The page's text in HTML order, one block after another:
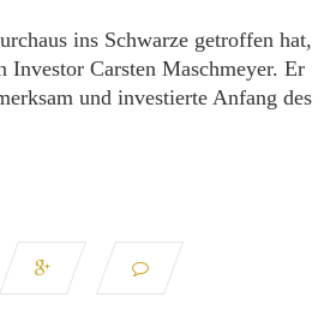
ins Schwarze getroffen hat,
Investor Carsten Maschmeyer. Er
und investierte Anfang des